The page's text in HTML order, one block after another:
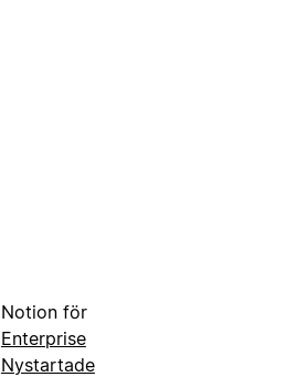
Notion för
Enterprise
Nystartade